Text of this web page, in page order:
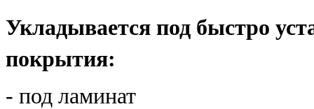
Укладывается под быстро
покрытия:
- под ламинат